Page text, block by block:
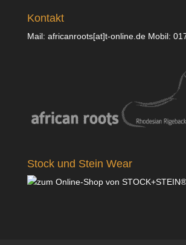
Kontakt
Mail: africanroots[at]t-online.de Mobil:
Stock und Stein Wear